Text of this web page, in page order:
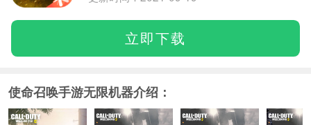
立即下载
使命召唤手游无限机器介绍：